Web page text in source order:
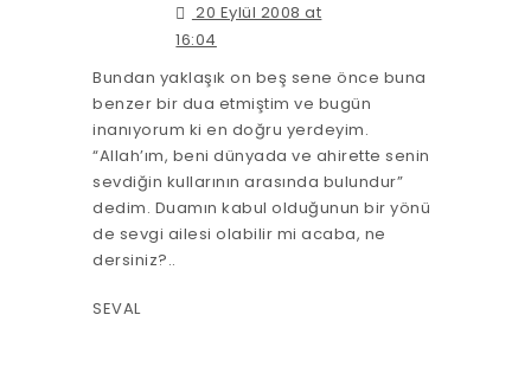
20 Eylül 2008 at
16:04
Bundan yaklaşık on beş sene önce buna
benzer bir dua etmiştim ve bugün
inanıyorum ki en doğru yerdeyim.
“Allah’ım, beni dünyada ve ahirette senin
sevdiğin kullarının arasında bulundur”
dedim. Duamın kabul olduğunun bir yönü
de sevgi ailesi olabilir mi acaba, ne
dersiniz?..
SEVAL